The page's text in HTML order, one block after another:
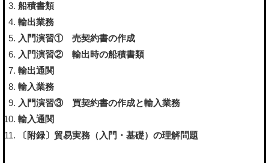
船積書類
輸出業務
入門演習① 売契約書の作成
入門演習② 輸出時の船積書類
輸出通関
輸入業務
入門演習③ 買契約書の作成と輸入業務
輸入通関
〔附録〕貿易実務（入門・基礎）の理解問題